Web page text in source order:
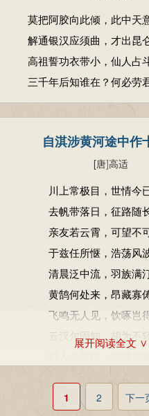
莫把阿胶向此倾，此中天
解通银汉应须曲，才出昆
高祖誓功衣带小，仙人占
三千年后知谁在？何必劳
自淇涉黄河途中作
[唐]高适
川上常极目，世情今
去帆带落日，征路随
亲友若云霄，可望不
于兹任所惬，浩荡风
清晨泛中流，羽族满
黄鹄何处来，昂藏寡
飞鸣无人见，饮啄岂
云汉尔固知，胡为不
虽老美容色，虽贫亦
展开阅读全文 ∨
1 2 下一